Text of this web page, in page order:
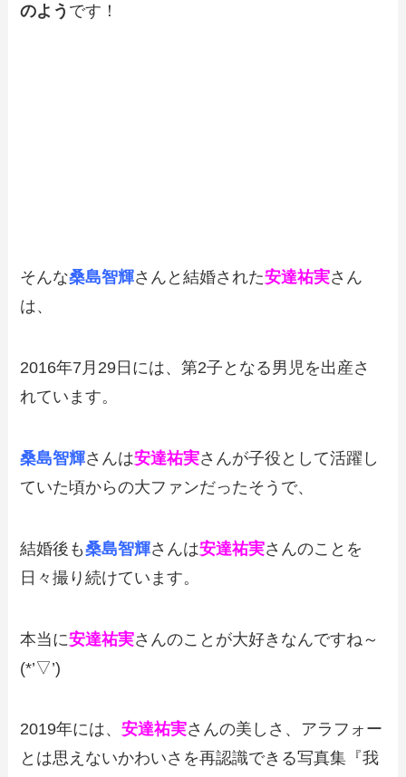
のよう です！
そんな桑島智輝さんと結婚された安達祐実さん
は、
2016年7月29日には、第2子となる男児を出産さ
れています。
桑島智輝さんは安達祐実さんが子役として活躍し
ていた頃からの大ファンだったそうで、
結婚後も桑島智輝さんは安達祐実さんのことを
日々撮り続けています。
本当に安達祐実さんのことが大好きなんですね～
(*’▽’)
2019年には、安達祐実さんの美しさ、アラフォー
とは思えないかわいさを再認識できる写真集『我